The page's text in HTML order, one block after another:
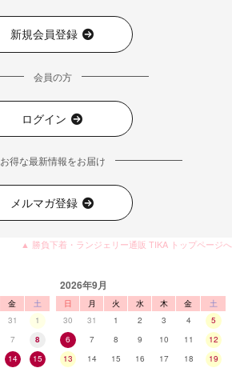
新規会員登録
会員の方
ログイン
お得な最新情報をお届け
メルマガ登録
▲ 勝負下着・ランジェリー通販 TIKA トップページへ
金
土
31
1
7
8
14
15
2026年9月
日 月 火 水 木 金
土
30
31 1 2 3 4
5
6
7 8 9 10 11
12
13
14 15 16 17 18
19